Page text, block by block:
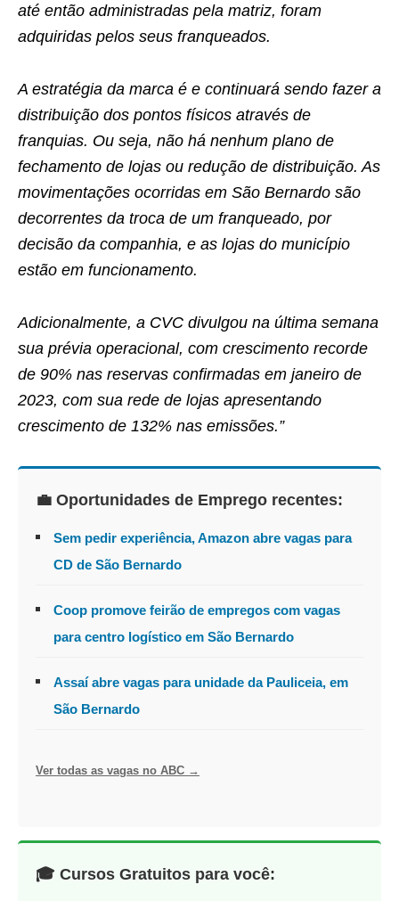
até então administradas pela matriz, foram
adquiridas pelos seus franqueados.
A estratégia da marca é e continuará sendo fazer a
distribuição dos pontos físicos através de
franquias. Ou seja, não há nenhum plano de
fechamento de lojas ou redução de distribuição. As
movimentações ocorridas em São Bernardo são
decorrentes da troca de um franqueado, por
decisão da companhia, e as lojas do município
estão em funcionamento.
Adicionalmente, a CVC divulgou na última semana
sua prévia operacional, com crescimento recorde
de 90% nas reservas confirmadas em janeiro de
2023, com sua rede de lojas apresentando
crescimento de 132% nas emissões.”
💼 Oportunidades de Emprego recentes:
Sem pedir experiência, Amazon abre vagas para
CD de São Bernardo
Coop promove feirão de empregos com vagas
para centro logístico em São Bernardo
Assaí abre vagas para unidade da Pauliceia, em
São Bernardo
Ver todas as vagas no ABC →
🎓 Cursos Gratuitos para você: